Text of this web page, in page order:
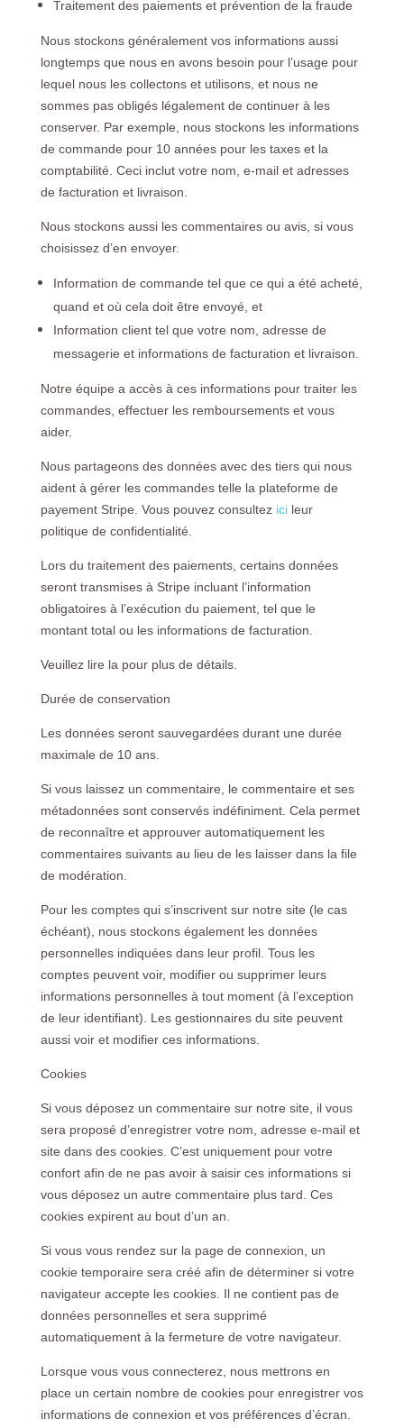
Traitement des paiements et prévention de la fraude
Nous stockons généralement vos informations aussi
longtemps que nous en avons besoin pour l’usage pour
lequel nous les collectons et utilisons, et nous ne
sommes pas obligés légalement de continuer à les
conserver. Par exemple, nous stockons les informations
de commande pour 10 années pour les taxes et la
comptabilité. Ceci inclut votre nom, e-mail et adresses
de facturation et livraison.
Nous stockons aussi les commentaires ou avis, si vous
choisissez d’en envoyer.
Information de commande tel que ce qui a été acheté,
quand et où cela doit être envoyé, et
Information client tel que votre nom, adresse de
messagerie et informations de facturation et livraison.
Notre équipe a accès à ces informations pour traiter les
commandes, effectuer les remboursements et vous
aider.
Nous partageons des données avec des tiers qui nous
aident à gérer les commandes telle la plateforme de
payement Stripe. Vous pouvez consultez icileur
politique de confidentialité.
Lors du traitement des paiements, certains données
seront transmises à Stripe incluant l’information
obligatoires à l’exécution du paiement, tel que le
montant total ou les informations de facturation.
Veuillez lire la pour plus de détails.
Durée de conservation
Les données seront sauvegardées durant une durée
maximale de 10 ans.
Si vous laissez un commentaire, le commentaire et ses
métadonnées sont conservés indéfiniment. Cela permet
de reconnaître et approuver automatiquement les
commentaires suivants au lieu de les laisser dans la file
de modération.
Pour les comptes qui s’inscrivent sur notre site (le cas
échéant), nous stockons également les données
personnelles indiquées dans leur profil. Tous les
comptes peuvent voir, modifier ou supprimer leurs
informations personnelles à tout moment (à l’exception
de leur identifiant). Les gestionnaires du site peuvent
aussi voir et modifier ces informations.
Cookies
Si vous déposez un commentaire sur notre site, il vous
sera proposé d’enregistrer votre nom, adresse e-mail et
site dans des cookies. C’est uniquement pour votre
confort afin de ne pas avoir à saisir ces informations si
vous déposez un autre commentaire plus tard. Ces
cookies expirent au bout d’un an.
Si vous vous rendez sur la page de connexion, un
cookie temporaire sera créé afin de déterminer si votre
navigateur accepte les cookies. Il ne contient pas de
données personnelles et sera supprimé
automatiquement à la fermeture de votre navigateur.
Lorsque vous vous connecterez, nous mettrons en
place un certain nombre de cookies pour enregistrer vos
informations de connexion et vos préférences d’écran.